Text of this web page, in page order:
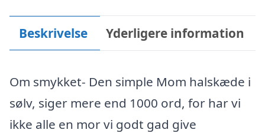
Beskrivelse Yderligere information
Om smykket- Den simple Mom halskæde i
sølv, siger mere end 1000 ord, for har vi
ikke alle en mor vi godt gad give